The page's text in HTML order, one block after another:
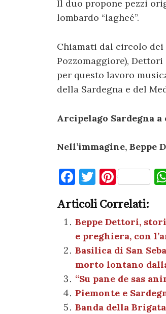
Il duo propone pezzi
lombardo “lagheé”.
Chiamati dal circolo
Pozzomaggiore),
per questo lavoro
della Sardegna e del
Arcipelago Sardegna
Nell’immagine,
F
c
e
b
o
o
k
T
it
te
r
Pi
er
es
t
Articoli Correlati:
Beppe Dettori,
e preghiera, con
Basilica di San
morto lontano
“Su pane de sas
Piemonte e
Banda della